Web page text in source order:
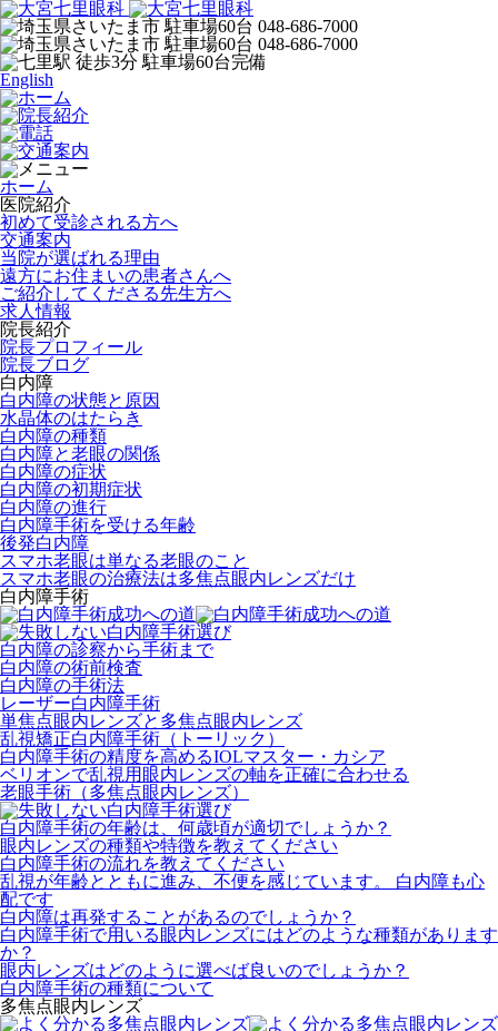
English
ホーム
医院紹介
初めて受診される方へ
交通案内
当院が選ばれる理由
遠方にお住まいの患者さんへ
ご紹介してくださる先生方へ
求人情報
院長紹介
院長プロフィール
院長ブログ
白内障
白内障の状態と原因
水晶体のはたらき
白内障の種類
白内障と老眼の関係
白内障の症状
白内障の初期症状
白内障の進行
白内障手術を受ける年齢
後発白内障
スマホ老眼は単なる老眼のこと
スマホ老眼の治療法は多焦点眼内レンズだけ
白内障手術
白内障の診察から手術まで
白内障の術前検査
白内障の手術法
レーザー白内障手術
単焦点眼内レンズと多焦点眼内レンズ
乱視矯正白内障手術（トーリック）
白内障手術の精度を高めるIOLマスター・カシア
ベリオンで乱視用眼内レンズの軸を正確に合わせる
老眼手術（多焦点眼内レンズ）
白内障手術の年齢は、何歳頃が適切でしょうか？
眼内レンズの種類や特徴を教えてください
白内障手術の流れを教えてください
乱視が年齢とともに進み、不便を感じています。 白内障も心
配です
白内障は再発することがあるのでしょうか？
白内障手術で用いる眼内レンズにはどのような種類があります
か？
眼内レンズはどのように選べば良いのでしょうか？
白内障手術の種類について
多焦点眼内レンズ